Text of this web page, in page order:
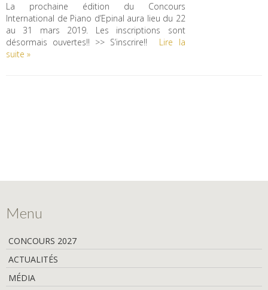
La prochaine édition du Concours
International de Piano d’Epinal aura lieu du 22
au 31 mars 2019. Les inscriptions sont
désormais ouvertes!! >> S’inscrire!!
Lire la
suite »
Menu
CONCOURS 2027
ACTUALITÉS
MÉDIA